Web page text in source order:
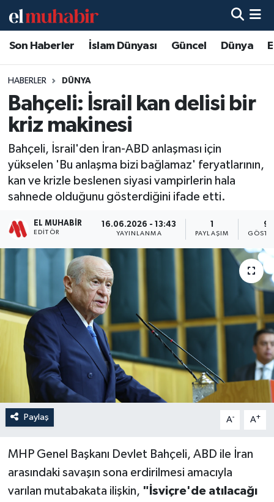
Son Haberler İslam Dünyası Güncel Dünya
HABERLER DÜNYA
Bahçeli: İsrail kan delisi bir
kriz makinesi
Bahçeli, İsrail'den İran-ABD anlaşması için
yükselen 'Bu anlaşma bizi bağlamaz' feryatlarının,
kan ve krizle beslenen siyasi vampirlerin hala
sahnede olduğunu gösterdiğini ifade etti.
EL MUHABIR
EDITÖR
16.06.2026 - 13:43
YAYINLANMA PAYLAŞIM
9
Paylaş A- A+
MHP Genel Başkanı Devlet Bahçeli, ABD ile İran
arasındaki savaşın sona erdirilmesi amacıyla
varılan mutabakata ilişkin, "İsviçre'de atılacağı
Hava Durumu
Trafik Durumu
Süper Lig Puan Durumu ve Fikstür
Tüm Manşetler
Son Dakika Haberleri
Haber Arşivi